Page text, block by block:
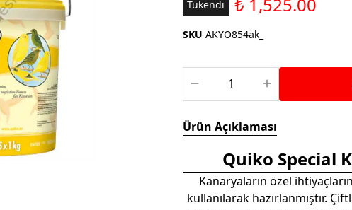
Saka ve Doğa Kuşu
Yemleri
Güvercin Yemleri
Kumlar
Mamalar
Krakerler
Kalamar Kemiği ve Gaga
Taşları
Aparatları
Isıtma
Tükendi
SKU AKYO854ak_
Ürün Açıklaması
Quiko Special
Kanaryaların özel
kullanılarak hazırlanmıştır.